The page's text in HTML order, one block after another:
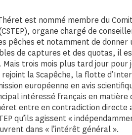
est nommé membre du
organe chargé de
pêches et notamment de donner
de captures et des quotas, il
trois mois plus tard jour pour
la Scapêche, la flotte
européenne en avis
intéressé français en matière
entre en contradiction directe
qu’ils agissent «
dans « l’intérêt général ».